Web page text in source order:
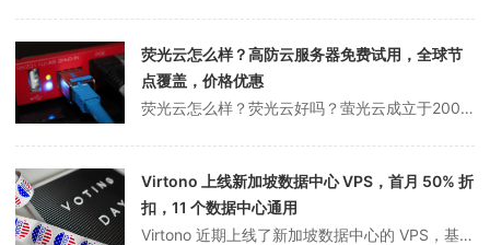
荧光云怎么样？高防云服务器免费试用，全球节
点覆盖，价格优惠
荧光云怎么样？荧光云好吗？萤光云成立于2002年，总部设在福建福州。荧光云专注于高防云服务器和全球节点，支持最多7天的免费试用。高防云服务器提供免费的50G防御死亡包赔偿，适用于高防站、游戏高防御和全球业务。萤光云在世界7个国家有12个节点。福州精品高防，香港CN2国内节点、北京、上海和台北；越南-河内、泰国...
Virtono 上线新加坡数据中心 VPS，首月 50% 折
扣，11 个数据中心通用
Virtono 近期上线了新加坡数据中心的 VPS，基于 kvm 虚拟化，ssd 硬盘，1G 带宽，2T 月流量，raid10 存储，支持自定义 iso。为庆祝新加坡数据中心上线，Virtono 发布了首月 50% 的折扣券，请注意不仅适用于新加坡数据中心，还适用于新加坡、美国、荷兰、法国等 11 个数据中心...